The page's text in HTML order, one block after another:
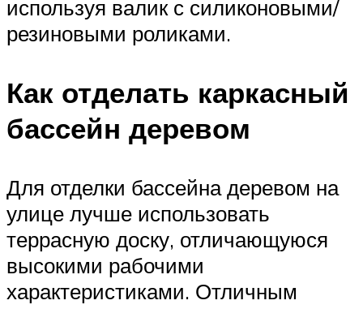
используя валик с силиконовыми/
резиновыми роликами.
Как отделать каркасный
бассейн деревом
Для отделки бассейна деревом на
улице лучше использовать
террасную доску, отличающуюся
высокими рабочими
характеристиками. Отличным